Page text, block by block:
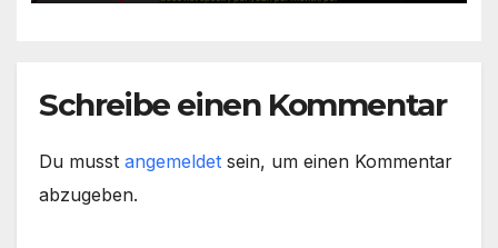
Schreibe einen Kommentar
Du musst angemeldet sein, um einen Kommentar
abzugeben.